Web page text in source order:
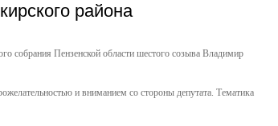
района
собрания Пензенской области шестого созыва Владимир
и вниманием со стороны депутата. Тематика